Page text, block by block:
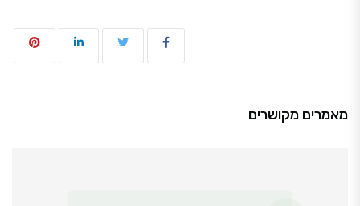
מאמרים מקושרים